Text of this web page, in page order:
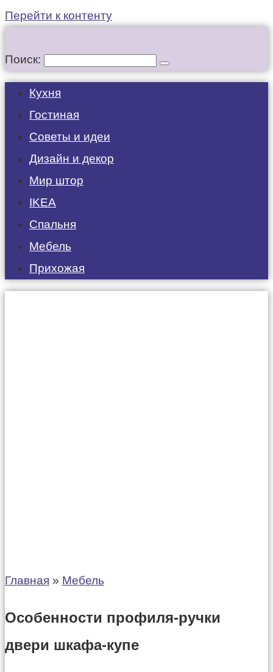
Перейти к контенту
Поиск:
Кухня
Гостиная
Советы и идеи
Дизайн и декор
Мир штор
IKEA
Спальня
Мебель
Прихожая
Главная » Мебель
Особенности профиля-ручки
двери шкафа-купе